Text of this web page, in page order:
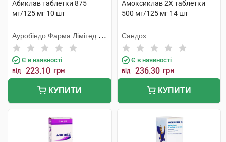
Абиклав таблетки 875
мг/125 мг 10 шт
Ауробіндо Фарма Лімітед -
Юніт ІV
Є в наявності
від 223.10 грн
КУПИТИ
Амоксиклав 2Х таблетки
500 мг/125 мг 14 шт
Сандоз
Є в наявності
від 236.30 грн
КУПИТИ